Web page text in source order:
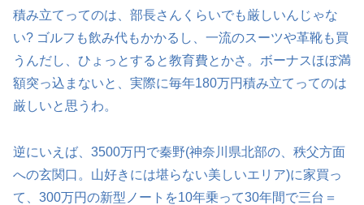
積み立てってのは、部長さんくらいでも厳しいんじゃな
い? ゴルフも飲み代もかかるし、一流のスーツや革靴も買
うんだし、ひょっとすると教育費とかさ。ボーナスほぼ満
額突っ込まないと、実際に毎年180万円積み立てってのは
厳しいと思うわ。
逆にいえば、3500万円で秦野(神奈川県北部の、秩父方面
への玄関口。山好きには堪らない美しいエリア)に家買っ
て、300万円の新型ノートを10年乗って30年間で三台＝